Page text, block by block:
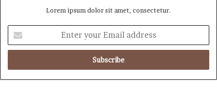
Lorem ipsum dolor sit amet, consectetur.
t
r
y